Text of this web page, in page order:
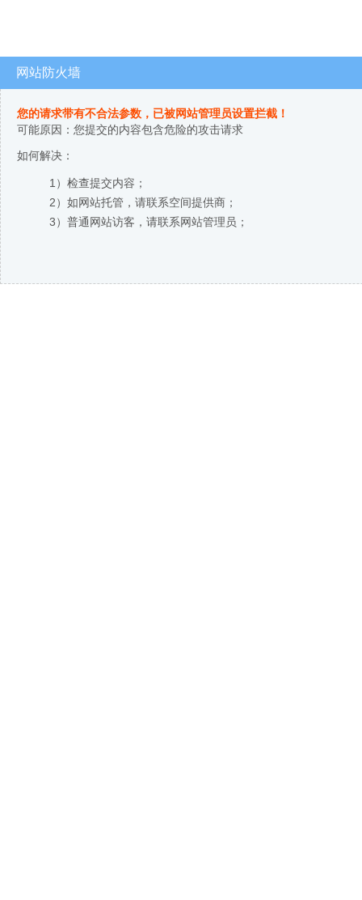
网站防火墙
您的请求带有不合法参数，已被网站管理员设置拦截！
可能原因：您提交的内容包含危险的攻击请求
如何解决：
1）检查提交内容；
2）如网站托管，请联系空间提供商；
3）普通网站访客，请联系网站管理员；